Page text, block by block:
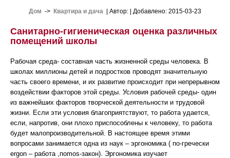
Дом -> Квартира и дача | Автор: | Добавлено: 2015-03-23
Санитарно-гигиеническая оценка различных
помещений школы
Рабочая среда- составная часть жизненной среды человека. В
школах миллионы детей и подростков проводят значительную
часть своего времени, и их развитие происходит при непрерывном
воздействии факторов этой среды. Условия рабочей среды- один
из важнейших факторов творческой деятельности и трудовой
жизни. Если эти условия благоприятствуют, то работа удается,
если, напротив, они плохо приспособлены к человеку, то работа
будет малопроизводительной. В настоящее время этими
вопросами занимается одна из наук – эргономика ( по-гречески
ergon – работа ,поmos-закон). Эргономика изучает